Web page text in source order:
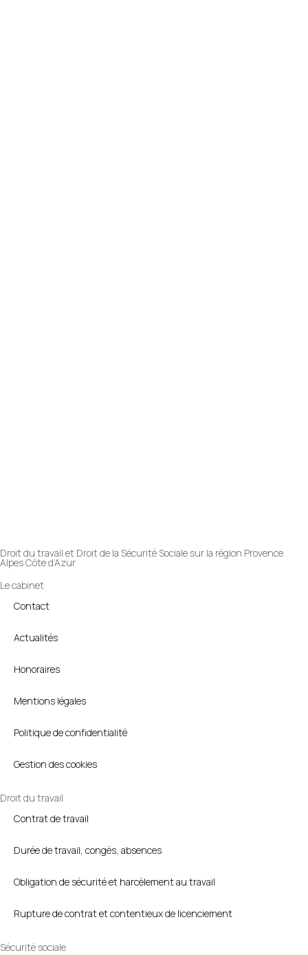
Droit du travail et Droit de la Sécurité Sociale sur la région Provence
Alpes Côte d’Azur
Le cabinet
Contact
Actualités
Honoraires
Mentions légales
Politique de confidentialité
Gestion des cookies
Droit du travail
Contrat de travail
Durée de travail, congés, absences
Obligation de sécurité et harcèlement au travail
Rupture de contrat et contentieux de licenciement
Sécurité sociale